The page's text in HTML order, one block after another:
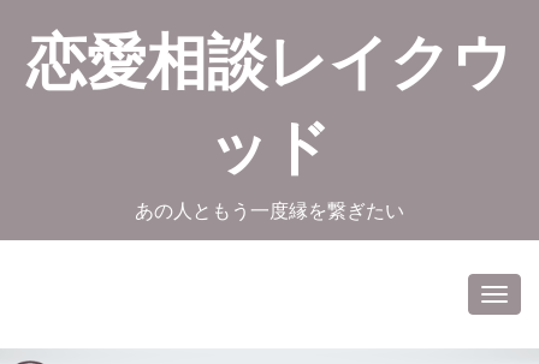
恋愛相談レイクウ
ッド
あの人ともう一度縁を繋ぎたい